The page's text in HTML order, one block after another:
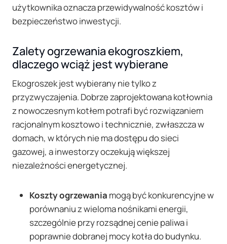
użytkownika oznacza przewidywalność kosztów i
bezpieczeństwo inwestycji.
Zalety ogrzewania ekogroszkiem,
dlaczego wciąż jest wybierane
Ekogroszek jest wybierany nie tylko z
przyzwyczajenia. Dobrze zaprojektowana kotłownia
z nowoczesnym kotłem potrafi być rozwiązaniem
racjonalnym kosztowo i technicznie, zwłaszcza w
domach, w których nie ma dostępu do sieci
gazowej, a inwestorzy oczekują większej
niezależności energetycznej.
Koszty ogrzewania mogą być konkurencyjne w
porównaniu z wieloma nośnikami energii,
szczególnie przy rozsądnej cenie paliwa i
poprawnie dobranej mocy kotła do budynku.